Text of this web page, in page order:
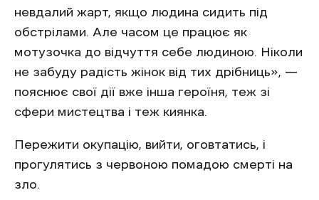
невдалий жарт, якщо людина сидить під
обстрілами. Але часом це працює як
мотузочка до відчуття себе людиною. Ніколи
не забуду радість жінок від тих дрібниць», —
пояснює свої дії вже інша героїня, теж зі
сфери мистецтва і теж киянка.
Пережити окупацію, вийти, оговтатись, і
прогулятись з червоною помадою смерті на
зло.